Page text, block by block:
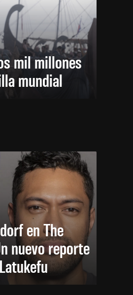
mil millones
mundial
en The
nuevo reporte